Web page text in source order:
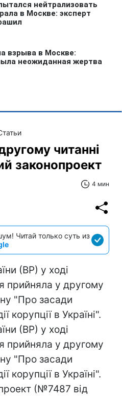
читанні
законопроект
4 мин
Читай только суть из
(ВР) у ході
прийняла у другому
"Про засади
корупції в Україні".
(ВР) у ході
прийняла у другому
"Про засади
корупції в Україні".
(№7487 від